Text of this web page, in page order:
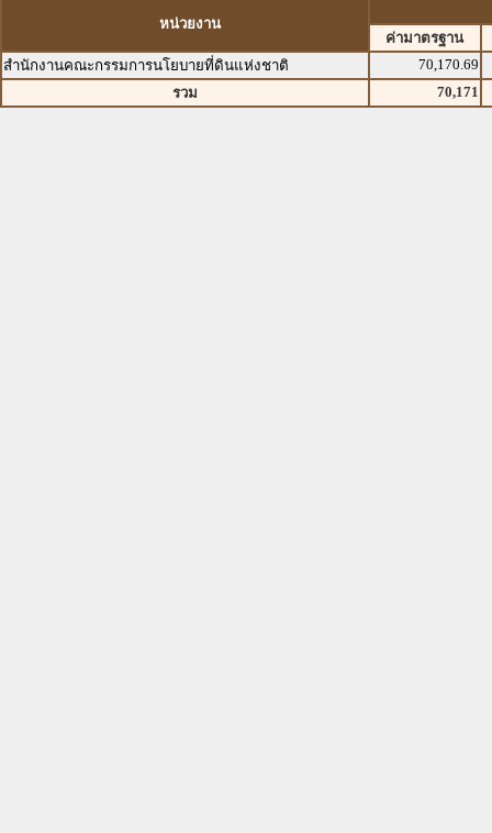
หน่วยงาน
ค่ามาตรฐาน
สำนักงานคณะกรรมการนโยบายที่ดินแห่งชาติ
70,170.69
รวม
70,171